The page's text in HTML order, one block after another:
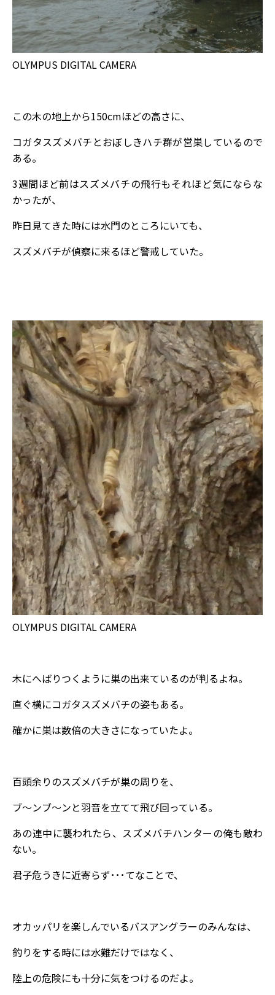
OLYMPUS DIGITAL CAMERA
この木の地上から150cmほどの高さに、
コガタスズメバチとおぼしきハチ群が営巣しているので
ある。
3週間ほど前はスズメバチの飛行もそれほど気にならな
かったが、
昨日見てきた時には水門のところにいても、
スズメバチが偵察に来るほど警戒していた。
OLYMPUS DIGITAL CAMERA
木にへばりつくように巣の出来ているのが判るよね。
直ぐ横にコガタスズメバチの姿もある。
確かに巣は数倍の大きさになっていたよ。
百頭余りのスズメバチが巣の周りを、
ブ～ンブ～ンと羽音を立てて飛び回っている。
あの連中に襲われたら、スズメバチハンターの俺も敵わ
ない。
君子危うきに近寄らず･･･てなことで、
オカッパリを楽しんでいるバスアングラーのみんなは、
釣りをする時には水難だけではなく、
陸上の危険にも十分に気をつけるのだよ。